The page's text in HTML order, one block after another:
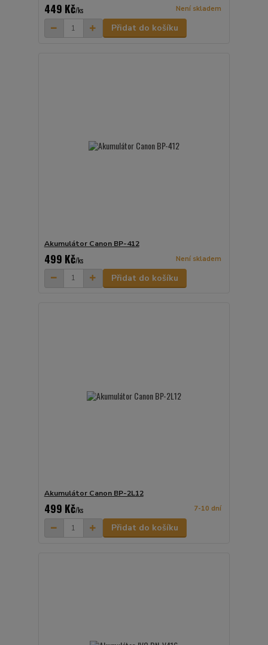
449 Kč/ks Není skladem
Přidat do košíku
Akumulátor Canon BP-412
499 Kč/ks Není skladem
Přidat do košíku
Akumulátor Canon BP-2L12
499 Kč/ks 7-10 dní
Přidat do košíku